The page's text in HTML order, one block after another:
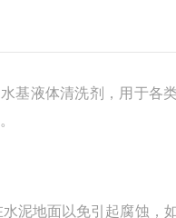
基液体清洗剂，用于各
泥地面以免引起腐蚀，